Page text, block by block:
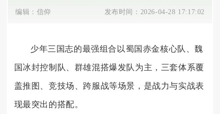
编辑： 信仰 发布时间： 2026-04-28 17:17:02
少年三国志的最强组合以蜀国赤金核心队、魏
国冰封控制队、群雄混搭爆发队为主，三套体系覆
盖推图、竞技场、跨服战等场景，是战力与实战表
现最突出的搭配。